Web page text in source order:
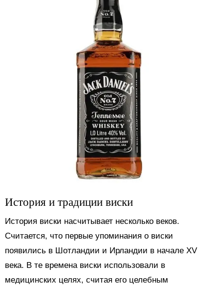
История и традиции виски
История виски насчитывает несколько веков.
Считается, что первые упоминания о виски
появились в Шотландии и Ирландии в начале XV
века. В те времена виски использовали в
медицинских целях, считая его целебным